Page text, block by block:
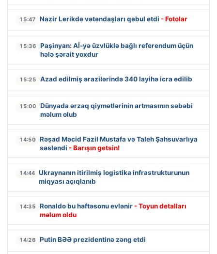
15:47 Nazir Lerikdə vətəndaşları qəbul etdi - Fotolar
15:36
Paşinyan: Aİ-yə üzvlüklə bağlı referendum üçün
hələ şərait yoxdur
15:25 Azad edilmiş ərazilərində 340 layihə icra edilib
15:00
Dünyada ərzaq qiymətlərinin artmasının səbəbi
məlum olub
14:50
Rəşad Məcid Fazil Mustafa və Taleh Şahsuvarlıya
səsləndi - Barışın getsin!
14:44 Ukraynanın itirilmiş logistika infrastrukturunun
miqyası açıqlanıb
14:35 Ronaldo bu həftəsonu evlənir - Toyun detalları
məlum oldu
14:26 Putin BƏƏ prezidentinə zəng etdi